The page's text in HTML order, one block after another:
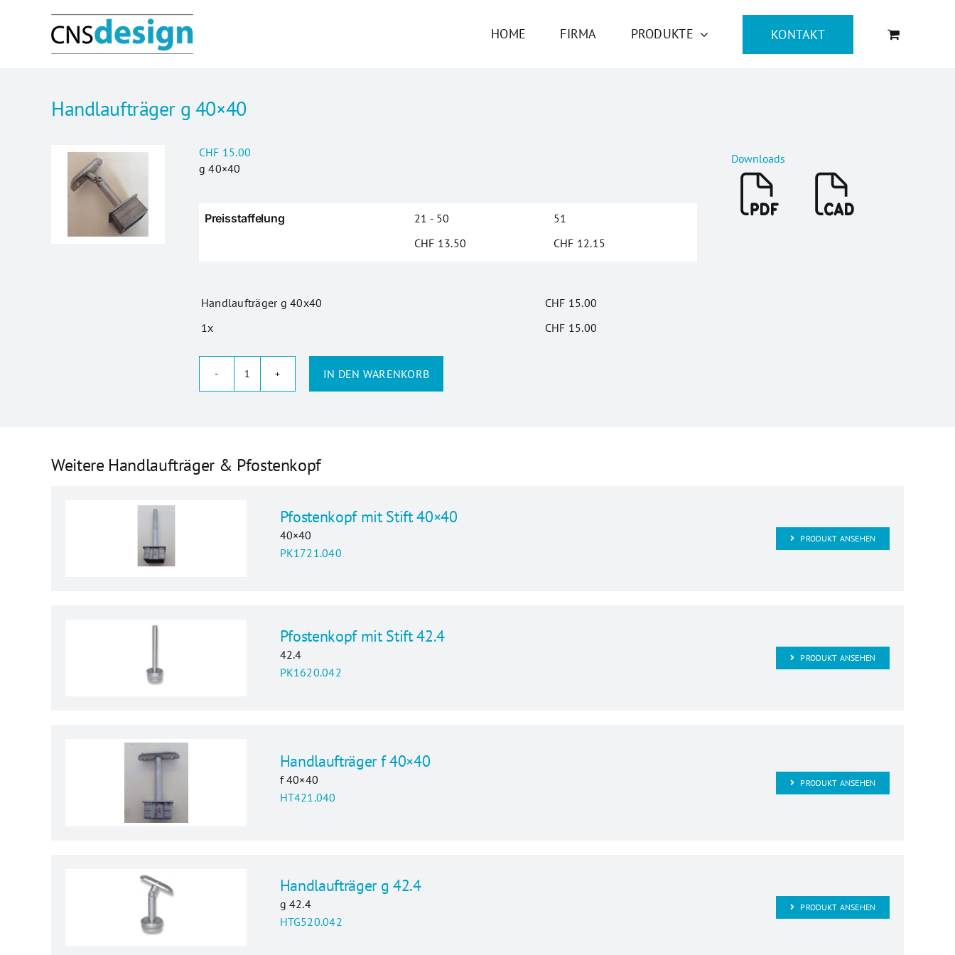
HOME FIRMA PRODUKTE KONTAKT
Handlaufträger g 40×40
CHF 15.00
g 40×40
Preisstaffelung 21 - 50
51
CHF 13.50 CHF 12.15
Handlaufträger g 40x40 CHF 15.00
1x
CHF 15.00
Handlaufträger
IN DEN WARENKORB
Downloads
Weitere Handlaufträger & Pfostenkopf
Pfostenkopf mit Stift 40×40
40×40
PK1721.040
PRODUKT ANSEHEN
Pfostenkopf mit Stift 42.4
42.4
PK1620.042
PRODUKT ANSEHEN
Handlaufträger f 40×40
f 40×40
HT421.040
PRODUKT ANSEHEN
Handlaufträger g 42.4
g 42.4
HTG520.042
PRODUKT ANSEHEN